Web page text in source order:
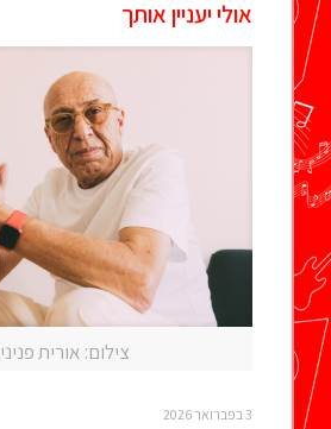
אולי יעניין אותך
צילום: אורית פניני
3 בפברואר 2026